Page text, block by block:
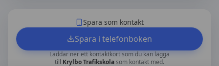
Spara som kontakt
Spara i telefonboken
Laddar ner ett kontaktkort som du kan lägga
till Krylbo Trafikskolasom kontakt med.